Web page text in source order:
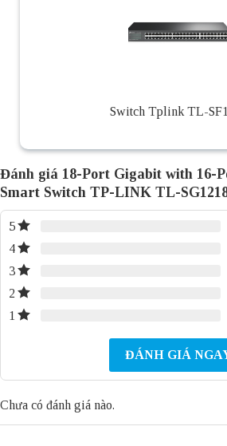
Switch Tplink TL-
Đánh giá 18-Port Gigabit with 16-
Smart Switch TP-LINK TL-
5
4
3
2
1
ĐÁNH GIÁ
Chưa có đánh giá nào.